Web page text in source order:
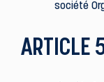
société
ARTICLE